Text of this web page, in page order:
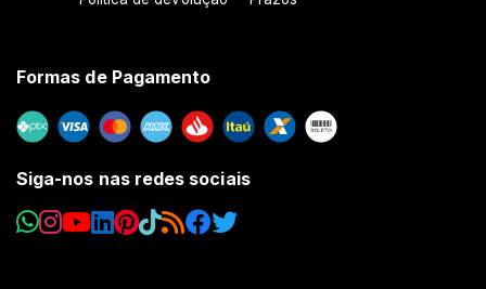
Formas de Pagamento
Siga-nos nas redes sociais